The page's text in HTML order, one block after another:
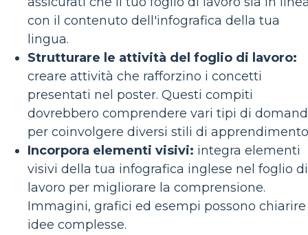
con il contenuto dell'infografica della tua
lingua.
Strutturare le attività del foglio di lavoro:
creare attività che rafforzino i concetti
presentati nel poster. Questi compiti
dovrebbero comprendere vari tipi di
per coinvolgere diversi stili di
Incorpora elementi visivi: integra elementi
visivi della tua infografica inglese nel foglio di
lavoro per migliorare la comprensione.
Immagini, grafici ed esempi possono chiarire
idee complesse.